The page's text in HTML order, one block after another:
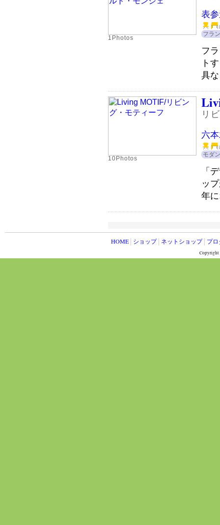
1Photos
表
フラ
フ
ト
具
10Photos
リ
六
モダン
「
ッ
年
HOME ショップ│ ネットショップ│ プ
Copyright